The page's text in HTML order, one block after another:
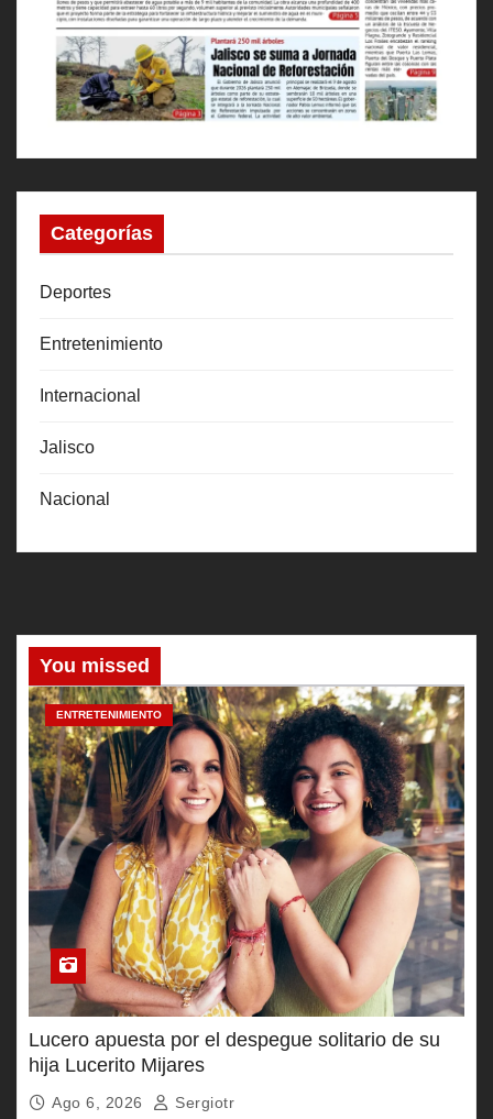
Categorías
Deportes
Entretenimiento
Internacional
Jalisco
Nacional
You missed
ENTRETENIMIENTO
Lucero apuesta por el despegue solitario de su
hija Lucerito Mijares
Ago 6, 2026 Sergiotr